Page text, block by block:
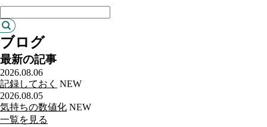
ブログ
最新の記事
2026.08.06
記録しておく NEW
2026.08.05
気持ちの数値化 NEW
一覧を見る